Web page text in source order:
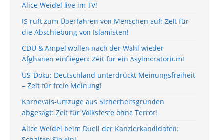
Alice Weidel live im TV!
IS ruft zum Überfahren von Menschen auf: Zeit für
die Abschiebung von Islamisten!
CDU & Ampel wollen nach der Wahl wieder
Afghanen einfliegen: Zeit für ein Asylmoratorium!
US-Doku: Deutschland unterdrückt Meinungsfreiheit
– Zeit für freie Meinung!
Karnevals-Umzüge aus Sicherheitsgründen
abgesagt: Zeit für Volksfeste ohne Terror!
Alice Weidel beim Duell der Kanzlerkandidaten: